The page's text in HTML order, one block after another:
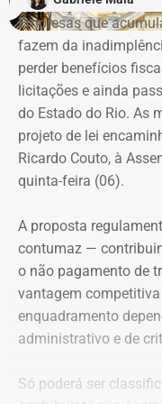
defenderem de
entre a prática do
demanda real do
que muitas sentem é
treinamentos vão
consciência
antes mesmo que o
Evolução do patrimônio
entre 2012 e 2026, em
Apesar da
Quando a
inflação, a diferença
Patrimônio de
composto em
Empresas que
fazem da
perder benefícios
licitações e ainda
do Estado do Rio. As
projeto de lei
Ricardo Couto, à
quinta-feira (06).
A proposta
contumaz —
o não pagamento de
vantagem
enquadramento
administrativo e de
Só poderá ser